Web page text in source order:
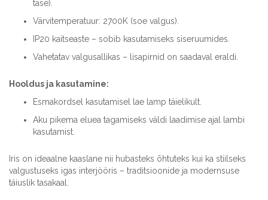
tase).
Värvitemperatuur: 2700K (soe valgus).
IP20 kaitseaste – sobib kasutamiseks siseruumides.
Vahetatav valgusallikas – lisapirnid on saadaval eraldi.
Hooldus ja kasutamine:
Esmakordsel kasutamisel lae lamp täielikult.
Aku pikema eluea tagamiseks väldi laadimise ajal lambi
kasutamist.
Iris on ideaalne kaaslane nii hubasteks õhtuteks kui ka stiilseks
valgustuseks igas interjööris – traditsioonide ja modernsuse
täiuslik tasakaal.